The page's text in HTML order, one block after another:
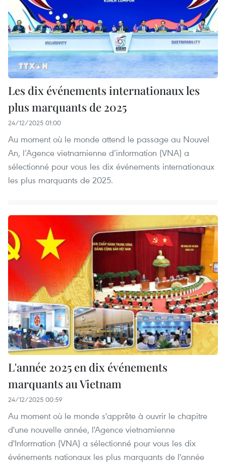
Les dix événements internationaux les
plus marquants de 2025
24/12/2025 01:00
Au moment où le monde attend le passage au Nouvel
An, l’Agence vietnamienne d’information (VNA) a
sélectionné pour vous les dix événements internationaux
les plus marquants de 2025.
L'année 2025 en dix événements
marquants au Vietnam
24/12/2025 00:59
Au moment où le monde s'apprête à ouvrir le chapitre
d'une nouvelle année, l'Agence vietnamienne
d'Information (VNA) a sélectionné pour vous les dix
événements nationaux les plus marquants de l'année